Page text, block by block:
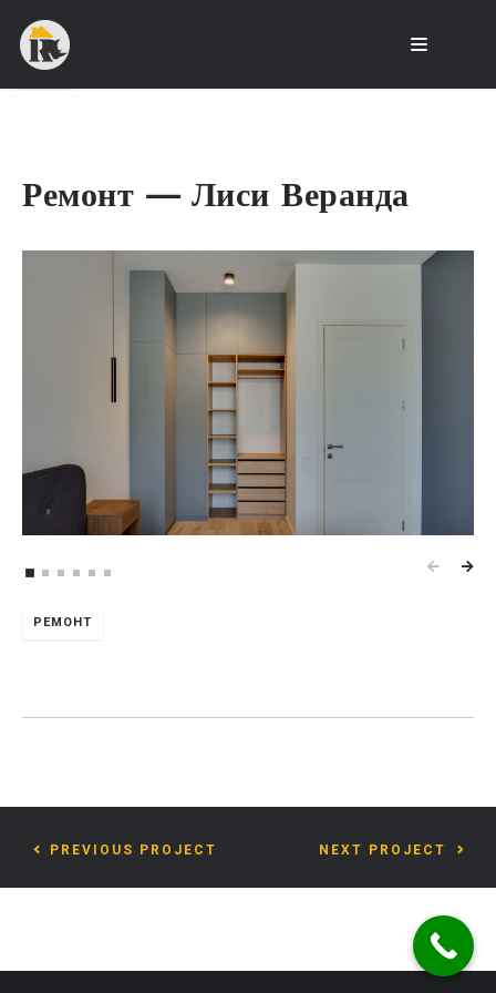
Ремонт — Лиси Веранда
РЕМОНТ
PREVIOUS PROJECT NEXT PROJECT